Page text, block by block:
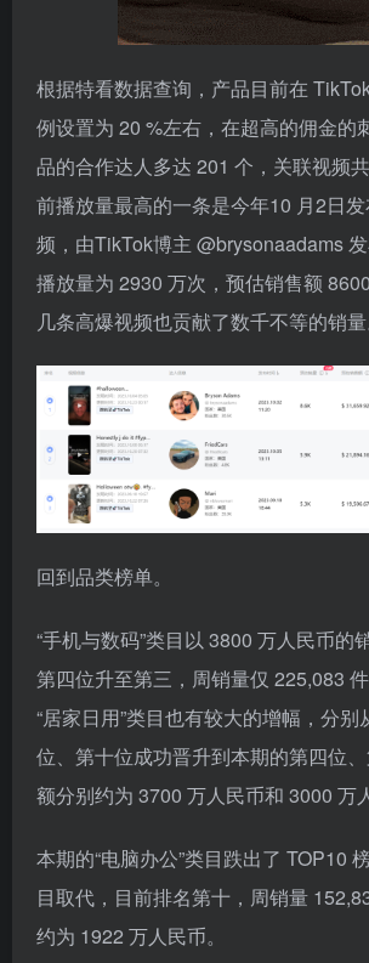
根据特看数据查询，产品目前在
例设置为 20 %左右，在超高的佣金的
品的合作达人多达 201 个，关联视频
前播放量最高的一条是今年10 月2日
频，由TikTok博主 @brysonaadams
播放量为 2930 万次，预估销售额
几条高爆视频也贡献了数千不等的销量
回到品类榜单。
“手机与数码”类目以 3800 万人民币的
第四位升至第三，周销量仅 225,083 件
“居家日用”类目也有较大的增幅，分别
位、第十位成功晋升到本期的第四位
额分别约为 3700 万人民币和 3000 万
本期的“电脑办公”类目跌出了 TOP10
目取代，目前排名第十，周销量
约为 1922 万人民币。